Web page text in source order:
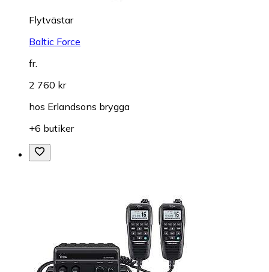
Flytvästar
Baltic Force
fr.
2 760 kr
hos Erlandsons brygga
+6 butiker